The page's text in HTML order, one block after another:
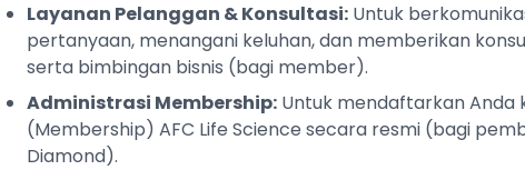
Layanan Pelanggan & Konsultasi: Untuk
pertanyaan, menangani keluhan, dan memberikan
serta bimbingan bisnis (bagi member).
Administrasi Membership: Untuk mendaftarkan Anda
(Membership) AFC Life Science secara resmi (bagi
Diamond).